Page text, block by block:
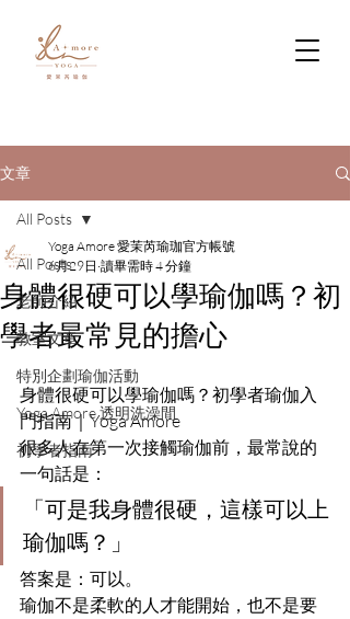
文章
All Posts
老師介紹
教室文章
特別企劃瑜伽活動
Yoga Amore 透明洗澡間
初學者指南
All Posts
身體很硬可以學瑜伽嗎？初
學者最常見的擔心
Yoga Amore 愛茉芮瑜珈官方帳號
6月29日 讀畢需時 4 分鐘
身體很硬可以學瑜伽嗎？初學者瑜伽入
門指南｜Yoga Amore
很多人在第一次接觸瑜伽前，最常說的
一句話是：
「可是我身體很硬，這樣可以上
瑜伽嗎？」
答案是：可以。
瑜伽不是柔軟的人才能開始，也不是要